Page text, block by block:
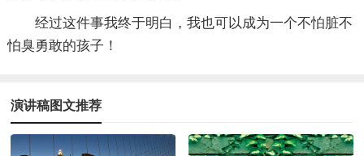
经过这件事我终于明白，我也可以成为一个不怕脏不
怕臭勇敢的孩子！
演讲稿图文推荐